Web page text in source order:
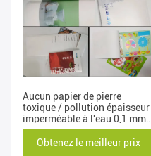
Aucun papier de pierre
toxique / pollution épaisseur
imperméable à l'eau 0,1 mm-
0,6 mm pour la papeterie
Obtenez le meilleur prix